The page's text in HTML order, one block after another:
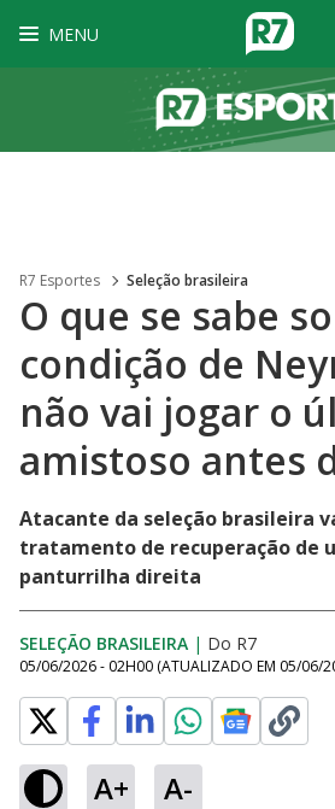
MENU
R7 Esportes Seleção brasileira
O que se sabe
condição de
não vai jogar o
amistoso antes
Atacante da seleção brasileira
tratamento de recuperação de
panturrilha direita
SELEÇÃO BRASILEIRA | Do R7
05/06/2026 - 02H00 (ATUALIZADO EM 05/06/
A+ A-